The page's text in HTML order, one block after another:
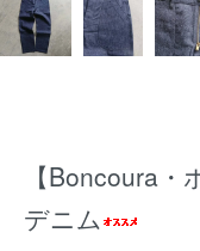
【Boncoura
デニム